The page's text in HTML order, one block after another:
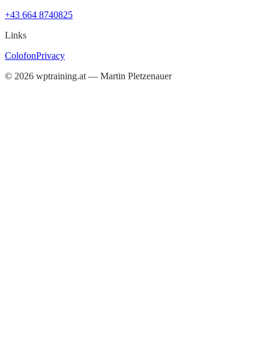
+43 664 8740825
Links
ColofonPrivacy
© 2026 wptraining.at — Martin Pletzenauer